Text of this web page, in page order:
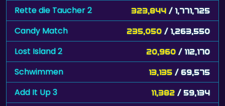
Rette die Taucher 2 323,844 / 1,771,725
Candy Match 235,050 / 1,263,550
Lost Island 2 20,960 / 112,170
Schwimmen 13,135 / 69,575
Add It Up 3 11,382 / 59,134